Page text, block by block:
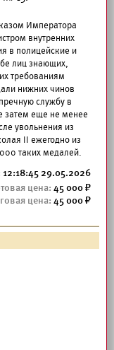
Императора
внутренних
в полицейские и
лиц знающих,
требованиям
нижних чинов
службу в
затем еще не менее
увольнения из
II ежегодно из
таких медалей.
12:18:45 29.05.2026
45 000
45 000